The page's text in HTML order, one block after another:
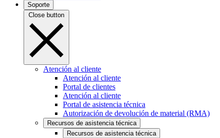
Soporte
Close button
Atención al cliente
Atención al cliente
Portal de clientes
Atención al cliente
Portal de asistencia técnica
Autorización de devolución de material (RMA)
Recursos de asistencia técnica
Recursos de asistencia técnica